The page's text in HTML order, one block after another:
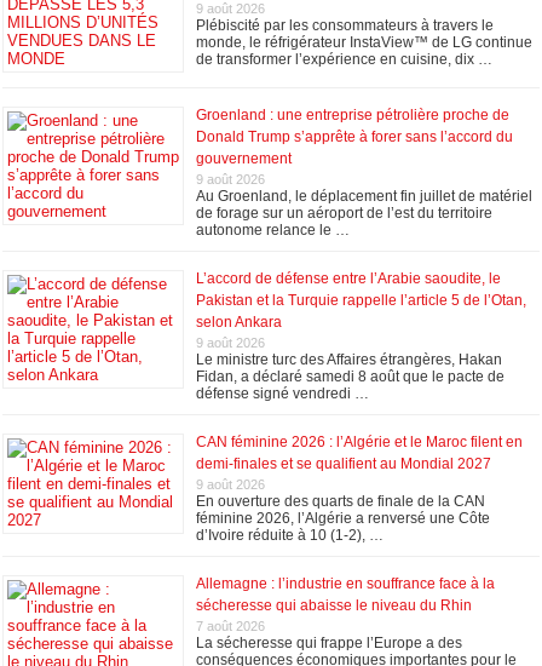
9 août 2026
Plébiscité par les consommateurs à travers le
monde, le réfrigérateur InstaView™ de LG continue
de transformer l’expérience en cuisine, dix …
Groenland : une entreprise pétrolière proche de
Donald Trump s’apprête à forer sans l’accord du
gouvernement
9 août 2026
Au Groenland, le déplacement fin juillet de matériel
de forage sur un aéroport de l’est du territoire
autonome relance le …
L’accord de défense entre l’Arabie saoudite, le
Pakistan et la Turquie rappelle l’article 5 de l’Otan,
selon Ankara
9 août 2026
Le ministre turc ⁠des Affaires étrangères, Hakan ​
Fidan, a déclaré samedi 8 août que le pacte de
défense signé vendredi …
CAN féminine 2026 : l’Algérie et le Maroc filent en
demi-finales et se qualifient au Mondial 2027
9 août 2026
En ouverture des quarts de finale de la CAN
féminine 2026, l’Algérie a renversé une Côte
d’Ivoire réduite à 10 (1-2), …
Allemagne : l’industrie en souffrance face à la
sécheresse qui abaisse le niveau du Rhin
7 août 2026
La sécheresse qui frappe l’Europe a des
conséquences économiques importantes pour le